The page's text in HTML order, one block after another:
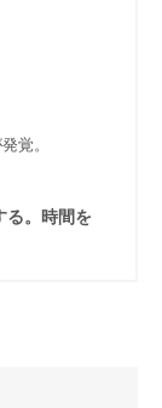
覚。
る。時間を